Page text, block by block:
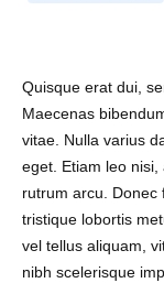
Quisque erat dui,
Maecenas
vitae. Nulla varius
eget. Etiam leo
rutrum arcu. Donec
tristique lobortis
vel tellus aliquam,
nibh scelerisque